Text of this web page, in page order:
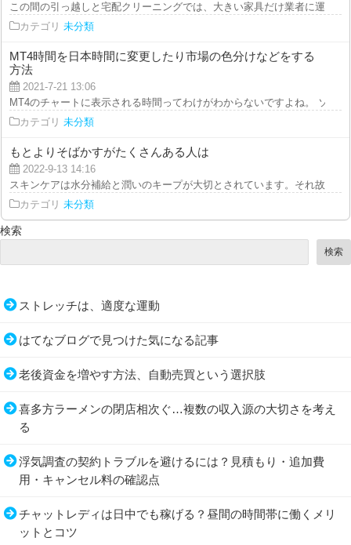
この間の引っ越しと宅配クリーニングでは、大きい家具だけ業者に運んで
カテゴリ 未分類
MT4時間を日本時間に変更したり市場の色分けなどをする
方法
2021-7-21 13:06
MT4のチャートに表示される時間ってわけがわからないですよね。 ソフ
カテゴリ 未分類
もとよりそばかすがたくさんある人は
2022-9-13 14:16
スキンケアは水分補給と潤いのキープが大切とされています。それ故化粧
カテゴリ 未分類
検索
検索
ストレッチは、適度な運動
はてなブログで見つけた気になる記事
老後資金を増やす方法、自動売買という選択肢
喜多方ラーメンの閉店相次ぐ…複数の収入源の大切さを考え
る
浮気調査の契約トラブルを避けるには？見積もり・追加費
用・キャンセル料の確認点
チャットレディは日中でも稼げる？昼間の時間帯に働くメリ
ットとコツ